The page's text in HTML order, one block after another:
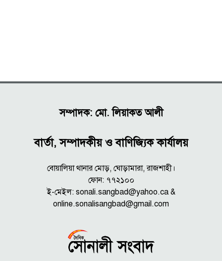
সম্পাদক: মো. লিয়াকত আলী
বার্তা, সম্পাদকীয় ও বাণিজ্যিক কার্যালয়
বোয়ালিয়া থানার মোড়, ঘোড়ামারা, রাজশাহী।
ফোন: ৭৭২১০০
ই-মেইল: sonali.sangbad@yahoo.ca &
online.sonalisangbad@gmail.com